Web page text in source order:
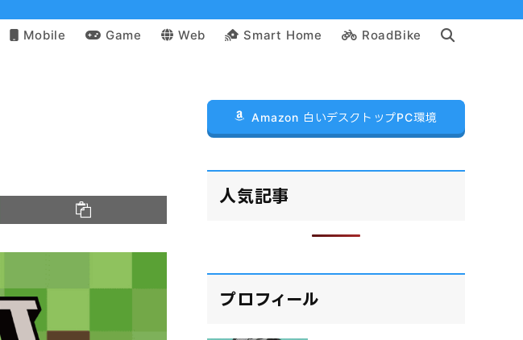
Mobile Game Web Smart Home RoadBike
Amazon 白いデスクトップPC環境
人気記事
プロフィール